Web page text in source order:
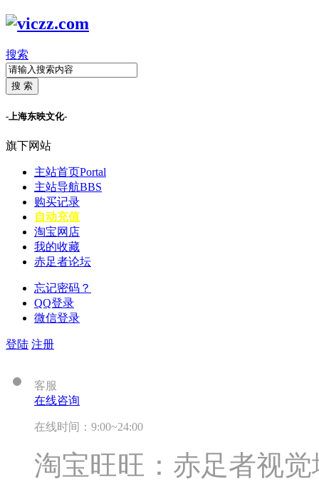
搜索
搜 索
-上海东映文化-
旗下网站
主站首页Portal
主站导航BBS
购买记录
自动充值
淘宝网店
我的收藏
赤足者论坛
忘记密码？
QQ登录
微信登录
登陆 注册
客服
在线咨询
在线时间：9:00~24:00
淘宝旺旺：赤足者视觉